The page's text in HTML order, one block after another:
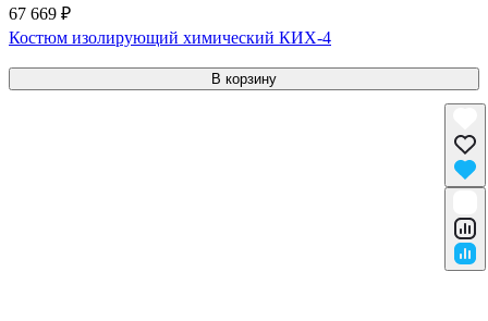
67 669 ₽
Костюм изолирующий химический КИХ-4
В корзину